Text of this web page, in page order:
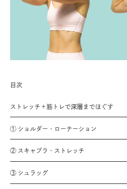
目次
ストレッチ＋筋トレで深層までほぐす
① ショルダー・ローテーション
② スキャプラ・ストレッチ
③ シュラッグ